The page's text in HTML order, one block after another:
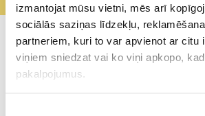
izmantojat mūsu vietni, mēs arī
sociālās saziņas līdzekļu,
partneriem, kuri to var apvienot ar citu
viņiem sniedzat vai ko viņi apkopo,
pakalpojumus.
Butkevica Dental/Par mums/
ZOBĀRSTNIECĪBAS MĀSA SIMONA ĻEBEDEVA